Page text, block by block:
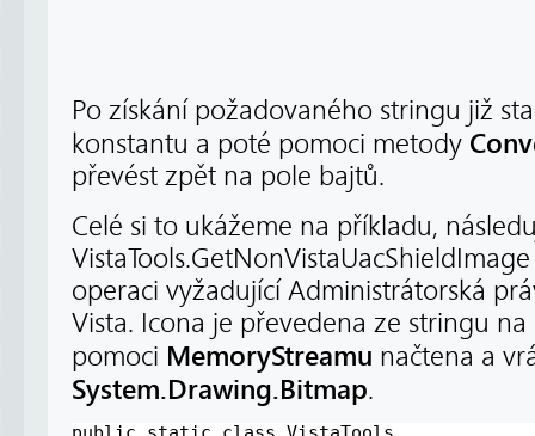
Po získání požadovaného stringu již
konstantu a poté pomoci metody
převést zpět na pole bajtů.
Celé si to ukážeme na příkladu,
operaci vyžadující Administrátorská
Vista. Icona je převedena ze stringu
pomoci MemoryStreamu načtena a
System.Drawing.Bitmap.